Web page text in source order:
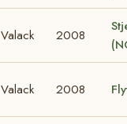
Valack 2008
Valack 2008